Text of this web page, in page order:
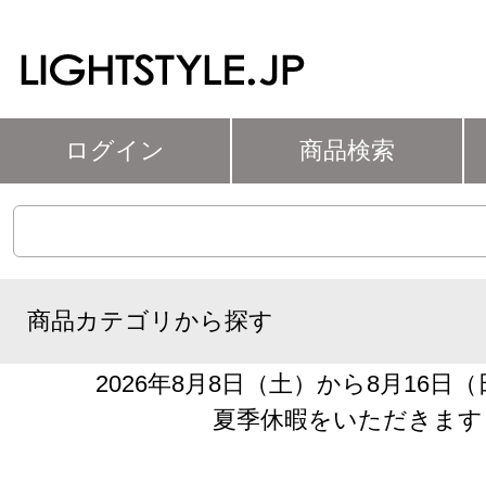
ログイン 商品検索
商品カテゴリから探す
2026年8月8日（土）から8月16日
夏季休暇をいただきます